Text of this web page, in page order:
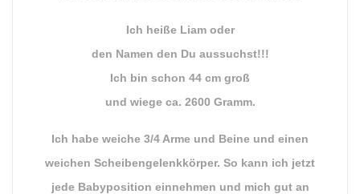
Ich heiße Liam oder
den Namen den Du aussuchst!!!
Ich bin schon 44 cm groß
und wiege ca. 2600 Gramm.
Ich habe weiche 3/4 Arme und Beine und einen
weichen Scheibengelenkkörper. So kann ich jetzt
jede Babyposition einnehmen und mich gut an